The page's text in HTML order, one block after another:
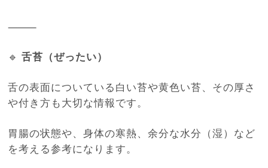
⸻
🔹 舌苔（ぜったい）
舌の表面についている白い苔や黄色い苔、その厚さ
や付き方も大切な情報です。
胃腸の状態や、身体の寒熱、余分な水分（湿）など
を考える参考になります。